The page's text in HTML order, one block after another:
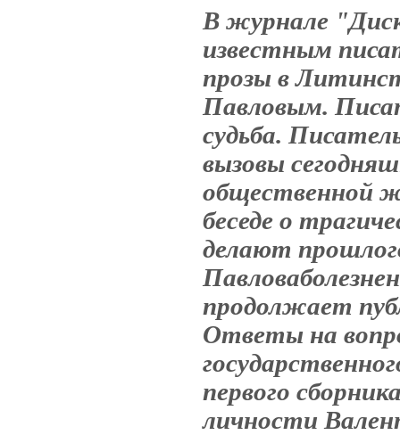
В журнале
известным
прозы в
Павловым.
судьба.
вызовы
общественной
беседе о
делают
продолжает
Ответы на
первого
личности